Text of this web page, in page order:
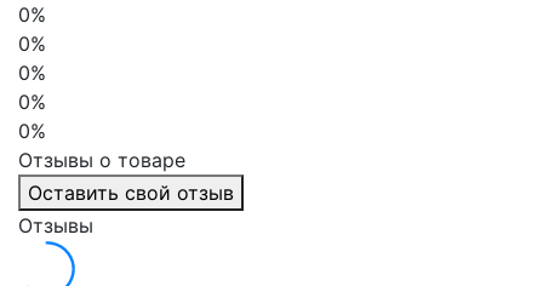
0%
0%
0%
0%
0%
Отзывы о товаре
Оставить свой отзыв
Отзывы